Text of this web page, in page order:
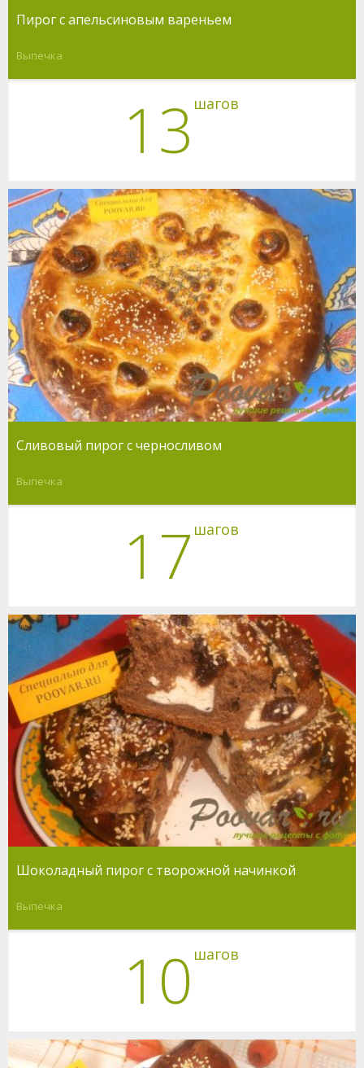
Пирог с апельсиновым вареньем
Выпечка
13 шагов
Сливовый пирог с черносливом
Выпечка
17 шагов
Шоколадный пирог с творожной начинкой
Выпечка
10 шагов